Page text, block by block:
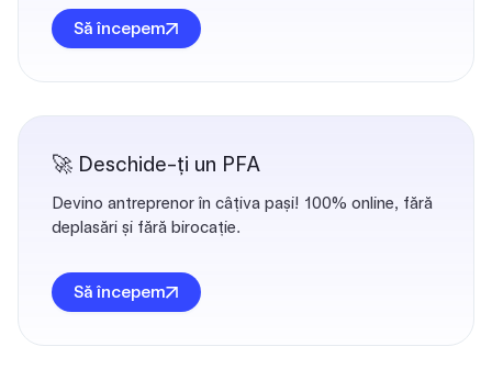
Să începem
🚀 Deschide-ți un PFA
Devino antreprenor în câțiva pași! 100% online, fără
deplasări și fără birocație.
Să începem